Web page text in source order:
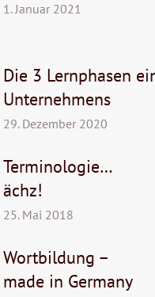
1. Januar 2021
Die 3 Lernphasen
Unternehmens
29. Dezember 2020
Terminologie…
ächz!
25. Mai 2018
Wortbildung –
made in Germany